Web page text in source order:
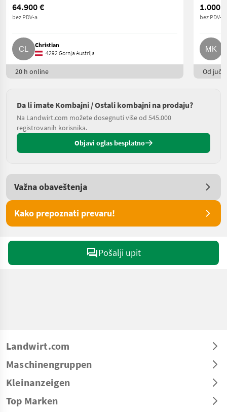
64.900 €
bez PDV-a
Christian
4292 Gornja Austrija
20 h online
1.000 €
bez PDV-a
Od juče
Da li imate Kombajni / Ostali kombajni na prodaju?
Na Landwirt.com možete dosegnuti više od 545.000
registrovanih korisnika.
Objavi oglas besplatno
Važna obaveštenja
Kako prepoznati prevaru!
Pošalji upit
Landwirt.com
Maschinengruppen
Kleinanzeigen
Top Marken